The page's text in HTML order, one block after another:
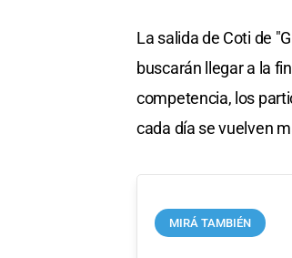
La salida de Coti de
buscarán llegar a la
competencia, los
cada día se vuelven
MIRÁ TAMBIÉN